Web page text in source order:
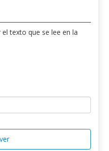
texto que se lee en la